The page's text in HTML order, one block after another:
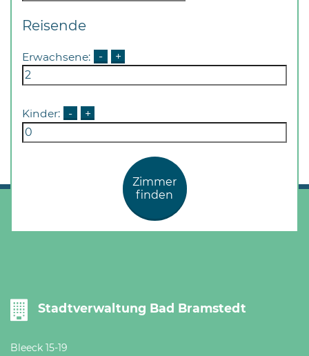
Reisende
Erwachsene: - +
Kinder: - +
Zimmer
finden
Stadtverwaltung Bad Bramstedt
Bleeck 15-19